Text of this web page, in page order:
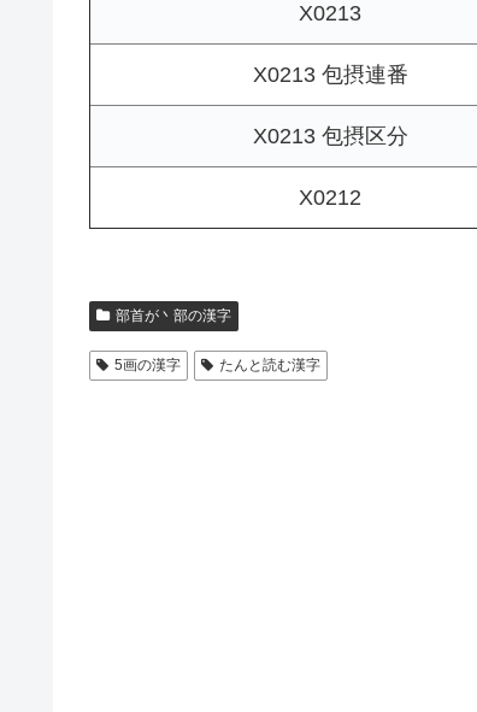
X0213
X0213 包摂連番
X0213 包摂区分
X0212
部首が丶部の漢字
5画の漢字 たんと読む漢字